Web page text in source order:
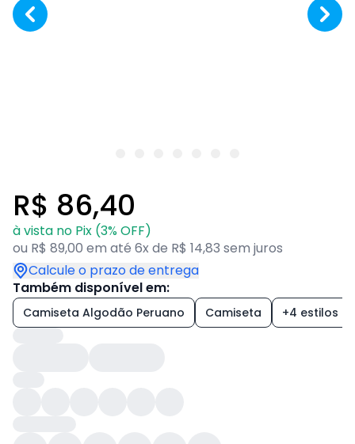
R$ 86,40
à vista no Pix (3% OFF)
ou R$ 89,00 em até 6x de R$ 14,83 sem juros
Calcule o prazo de entrega
Também disponível em:
Camiseta Algodão Peruano Camiseta +4 estilos